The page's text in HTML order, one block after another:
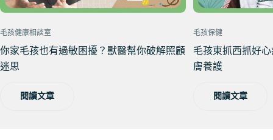
毛孩健康相談室
你家毛孩也有過敏困擾？獸醫幫你破解照顧
迷思
閱讀文章
毛孩保健
毛孩東抓西抓好
膚養護
閱讀文章